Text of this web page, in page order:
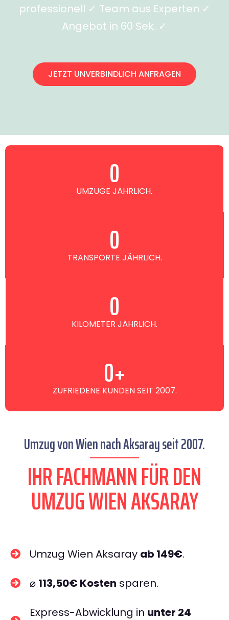
professionell ✓ Team aus Experten ✓
Angebot in 60 Sek. ✓
JETZT UNVERBINDLICH ANFRAGEN
UMZÜGE JÄHRLICH.
0
TRANSPORTE JÄHRLICH.
0
KILOMETER JÄHRLICH.
0
ZUFRIEDENE KUNDEN SEIT 2007.
0+
Umzug von Wien nach Aksaray seit 2007.
IHR FACHMANN FÜR DEN
UMZUG WIEN AKSARAY
Umzug Wien Aksaray ab 149€.
⌀ 113,50€ Kosten sparen.
Express-Abwicklung in unter 24